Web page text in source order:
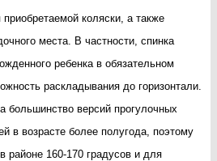
приобретаемой коляски, а также
места. В частности, спинка
ребенка в обязательном
раскладывания до горизонтали.
большинство версий прогулочных
в возрасте более полугода, поэтому
районе 160-170 градусов и для